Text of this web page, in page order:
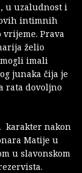
u uzaludnost i
intimnih
Prava
želio
imali
junaka čija je
rata dovoljno
karakter nakon
Matije u
u slavonskom